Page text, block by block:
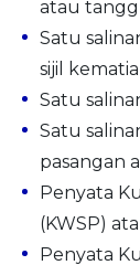
atau
Satu
sijil
Satu
Satu
pasangan
Penyata
(KWSP)
Penyata